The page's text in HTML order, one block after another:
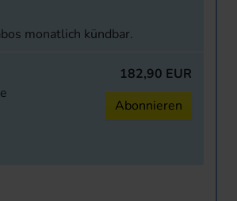
monatlich kündbar.
182,90 EUR
Abonnieren